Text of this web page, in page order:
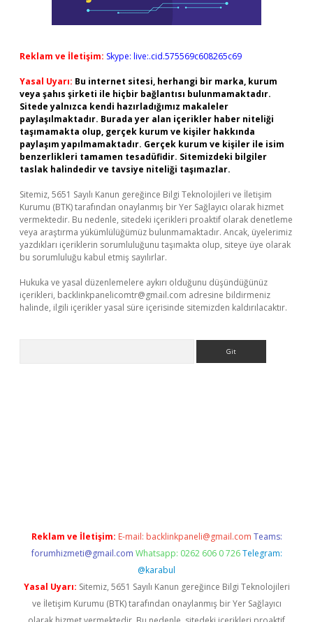
Reklam ve İletişim: Skype: live:.cid.575569c608265c69
Yasal Uyarı: Bu internet sitesi, herhangi bir marka, kurum
veya şahıs şirketi ile hiçbir bağlantısı bulunmamaktadır.
Sitede yalnızca kendi hazırladığımız makaleler
paylaşılmaktadır. Burada yer alan içerikler haber niteliği
taşımamakta olup, gerçek kurum ve kişiler hakkında
paylaşım yapılmamaktadır. Gerçek kurum ve kişiler ile isim
benzerlikleri tamamen tesadüfidir. Sitemizdeki bilgiler
taslak halindedir ve tavsiye niteliği taşımazlar.
Sitemiz, 5651 Sayılı Kanun gereğince Bilgi Teknolojileri ve İletişim
Kurumu (BTK) tarafından onaylanmış bir Yer Sağlayıcı olarak hizmet
vermektedir. Bu nedenle, sitedeki içerikleri proaktif olarak denetleme
veya araştırma yükümlülüğümüz bulunmamaktadır. Ancak, üyelerimiz
yazdıkları içeriklerin sorumluluğunu taşımakta olup, siteye üye olarak
bu sorumluluğu kabul etmiş sayılırlar.
Hukuka ve yasal düzenlemelere aykırı olduğunu düşündüğünüz
içerikleri, backlinkpanelicomtr@gmail.com adresine bildirmeniz
halinde, ilgili içerikler yasal süre içerisinde sitemizden kaldırılacaktır.
Reklam ve İletişim: E-mail: backlinkpaneli@gmail.com Teams:
forumhizmeti@gmail.com Whatsapp: 0262 606 0 726 Telegram:
@karabul
Yasal Uyarı: Sitemiz, 5651 Sayılı Kanun gereğince Bilgi Teknolojileri
ve İletişim Kurumu (BTK) tarafından onaylanmış bir Yer Sağlayıcı